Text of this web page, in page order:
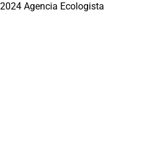
2024 Agencia Ecologista